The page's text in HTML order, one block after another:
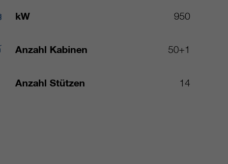
kW 950
Anzahl Kabinen 50+1
Anzahl Stützen 14